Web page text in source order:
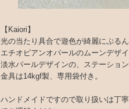
【Kaiori】
光の当たり具合で遊色が綺麗にぷる
エチオピアンオパールのムーンデザイ
淡水パールデザインの、ステーショ
金具は14kgf製、専用袋付き。
ハンドメイドですので取り扱いは丁